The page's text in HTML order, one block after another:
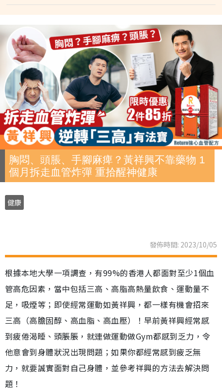
胸悶、頭脹、手腳麻痺？黃祥興不靠藥物 1
個月拆走血管炸彈 重拾醒神健康
健康
發佈時間: 2023/10/05
根據本地大學一項調查，有99%的香港人都面對至少1個血
管高危因素，當中包括三高、高脂高熱量飲食、運動量不
足，吸煙等；即使經常運動如黃祥興，都一樣有機會招來
三高（高膽固醇、高血脂、高血壓）！早前黃祥興經常感
到疲倦渴睡、頭脹脹，就連做運動做Gym都感到乏力，令
他意會到身體狀況出現問題；如果你都經常感到疲乏無
力，就要誠實面對自己身體，並參考祥興的方法去解決問
題！